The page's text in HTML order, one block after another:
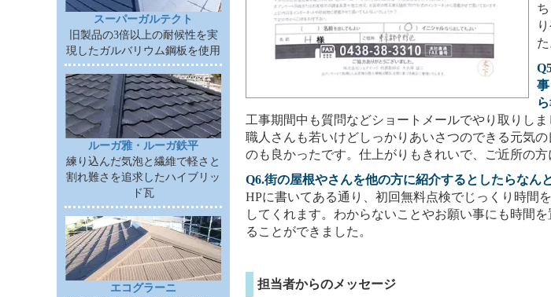
スーパーガルテクト
旧製品の3倍以上の耐候性を実
現したガルバリウム鋼板を使用
ルーガ雅・ルーガ鉄平
練り込んだ気泡と繊維で軽さと
割れ難さを追求したハイブリッ
ド瓦
エコグラーニ
た
工事期間中も質問などショートメールでやり取りし
職人さんも若いけどしっかりあいさつのできる元気
のも良かったです。仕上がりもきれいで、ご近所の方
Q6.街の屋根やさんを他の方に紹介するとしたらなん
HPに書いてある通り、初回無料点検でじっくり時間
してくれます。わからないことやお願い事にも時間
ることができました。
担当者からのメッセージ